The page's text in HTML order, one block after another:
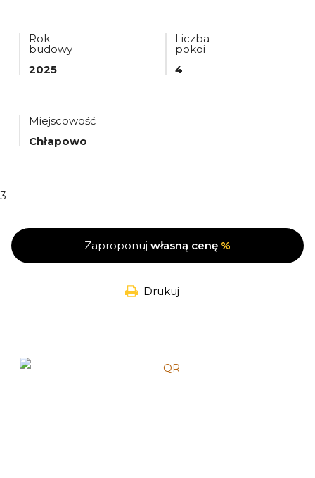
Rok
budowy
2025
Liczba
pokoi
4
Miejscowość
Chłapowo
3
Zaproponuj własną cenę %
Drukuj